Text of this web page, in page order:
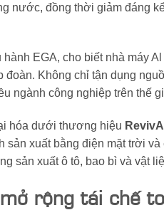
nước, đồng thời giảm đáng
EGA, cho biết nhà máy
Không chỉ tận dụng
ngành công nghiệp trên thế
hóa dưới thương hiệu
xuất bằng điện mặt trời
sản xuất ô tô, bao bì và vật
rộng tái chế